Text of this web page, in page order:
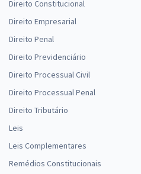
Direito Constitucional
Direito Empresarial
Direito Penal
Direito Previdenciário
Direito Processual Civil
Direito Processual Penal
Direito Tributário
Leis
Leis Complementares
Remédios Constitucionais